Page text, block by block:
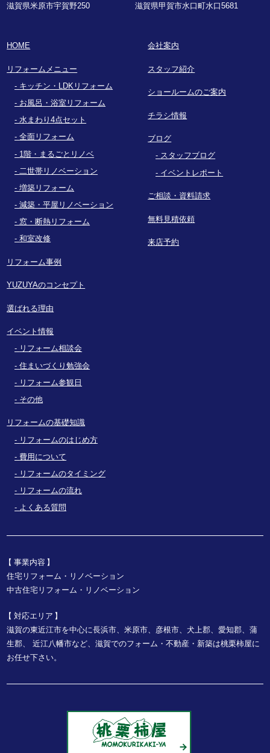
滋賀県米原市宇賀野250
滋賀県甲賀市水口町水口5681
HOME
リフォームメニュー
キッチン・LDKリフォーム
お風呂・浴室リフォーム
水まわり4点セット
全面リフォーム
1階・まるごとリノベ
二世帯リノベーション
増築リフォーム
減築・平屋リノベーション
窓・断熱リフォーム
和室改修
リフォーム事例
YUZUYAのコンセプト
選ばれる理由
イベント情報
リフォーム相談会
住まいづくり勉強会
リフォーム参観日
その他
リフォームの基礎知識
リフォームのはじめ方
費用について
リフォームのタイミング
リフォームの流れ
よくある質問
会社案内
スタッフ紹介
ショールームのご案内
チラシ情報
ブログ
スタッフブログ
イベントレポート
ご相談・資料請求
無料見積依頼
来店予約
事業内容
住宅リフォーム・リノベーション
中古住宅リフォーム・リノベーション
対応エリア
滋賀の東近江市を中心に長浜市、米原市、彦根市、犬上郡、愛知郡、蒲
生郡、
近江八幡市など、滋賀でのフォーム・不動産・新築は桃栗柿屋に
お任せ下さい。